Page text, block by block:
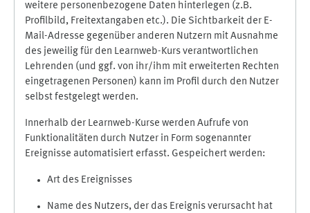
weitere personenbezogene Daten hinterlegen (z.B.
Profilbild, Freitextangaben etc.). Die Sichtbarkeit der E-
Mail-Adresse gegenüber anderen Nutzern mit Ausnahme
des jeweilig für den Learnweb-Kurs verantwortlichen
Lehrenden (und ggf. von ihr/ihm mit erweiterten Rechten
eingetragenen Personen) kann im Profil durch den Nutzer
selbst festgelegt werden.
Innerhalb der Learnweb-Kurse werden Aufrufe von
Funktionalitäten durch Nutzer in Form sogenannter
Ereignisse automatisiert erfasst. Gespeichert werden:
Art des Ereignisses
Name des Nutzers, der das Ereignis verursacht hat